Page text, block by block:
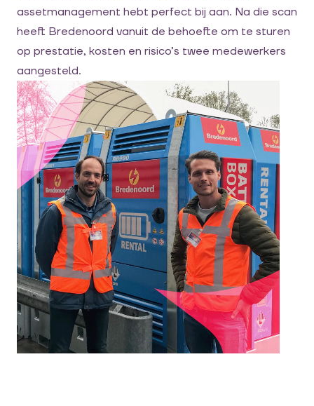
assetmanagement hebt perfect bij aan. Na die scan
heeft Bredenoord vanuit de behoefte om te sturen
op prestatie, kosten en risico’s twee medewerkers
aangesteld.